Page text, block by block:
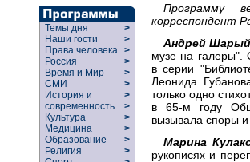
Темы дня
>
Наши гости
>
Права человека >
Россия
>
Время и Мир
>
СМИ
>
История и
современность
>
>
Культура
>
Медицина
>
Образование
>
Религия
>
Программу
корреспондент
Андрей
музе на галеры".
в серии
Леонида
только одно
в 65-м году
вызывала споры и
Марина
рукописях и